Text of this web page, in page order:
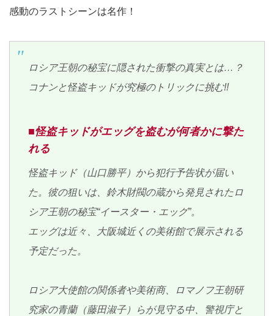
感動のラストシーンは名作！
ロシア王朝の秘宝に隠された衝撃の真実とは…？
コナンと怪盗キッドが究極のトリックに挑む!!
■怪盗キッドがエッグを盗むが何者かに撃た
れる
怪盗キッド（山口勝平）から犯行予告状が届い
た。彼の狙いは、鈴木財閥の蔵から発見されたロ
シア王朝の秘宝“イースター・エッグ”。
エッグは近々、大阪城近くの美術館で展示される
予定だった。
ロシア大使館の関係者や美術商、ロマノフ王朝研
究家の青蘭（藤田淑子）らが見守る中、警視庁と